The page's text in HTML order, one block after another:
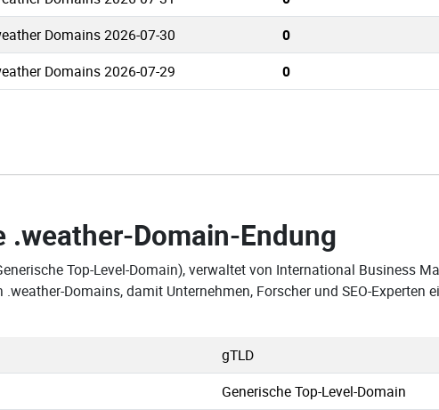
Domains 2026-07-30 0
Domains 2026-07-29 0
.weather-Domain-Endung
Top-Level-Domain), verwaltet von International Business
Domains, damit Unternehmen, Forscher und SEO-
gTLD
Generische Top-Level-Domain